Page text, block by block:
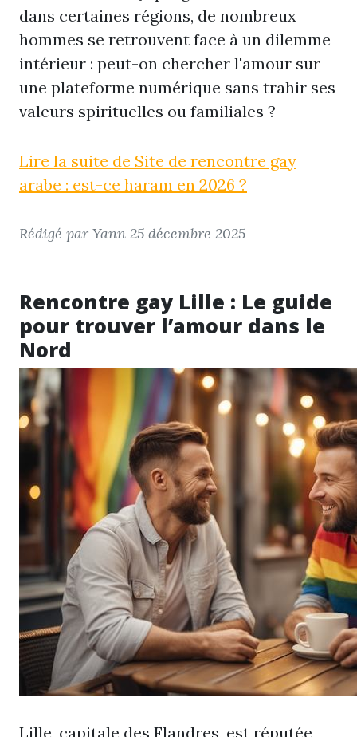
dans certaines régions, de nombreux
hommes se retrouvent face à un dilemme
intérieur : peut-on chercher l'amour sur
une plateforme numérique sans trahir ses
valeurs spirituelles ou familiales ?
Lire la suite de Site de rencontre gay
arabe : est-ce haram en 2026 ?
Rédigé par Yann 25 décembre 2025
Rencontre gay Lille : Le guide
pour trouver l’amour dans le
Nord
Lille, capitale des Flandres, est réputée